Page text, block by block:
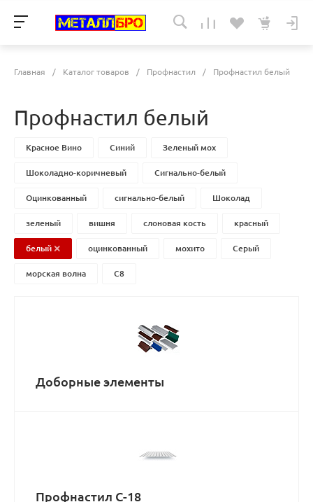
Главная / Каталог товаров / Профнастил / Профнастил белый
Профнастил белый
Красное Вино Синий Зеленый мох
Шоколадно-коричневый Сигнально-белый
Оцинкованный сигнально-белый Шоколад
зеленый вишня слоновая кость красный
белый оцинкованный мохито Серый
морская волна С8
Доборные элементы
Профнастил С-18